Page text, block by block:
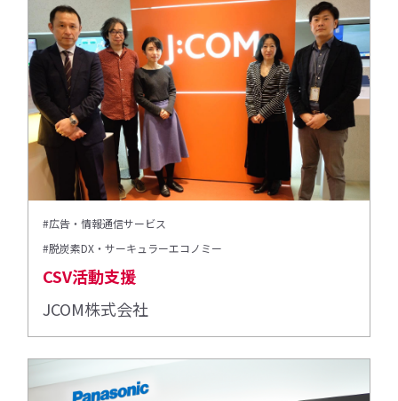
#広告・情報通信サービス
#脱炭素DX・サーキュラーエコノミー
CSV活動支援
JCOM株式会社